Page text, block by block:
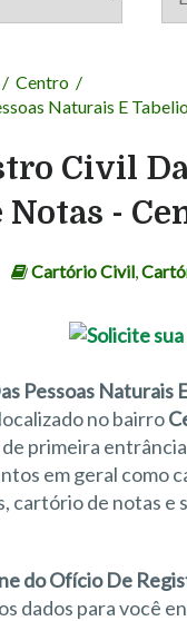
/ Centro /
Naturais E
Civil
Notas -
Cartório Civil,
Pessoas Naturais
no bairro
primeira
em geral como
de notas e
do Ofício De
dados para você